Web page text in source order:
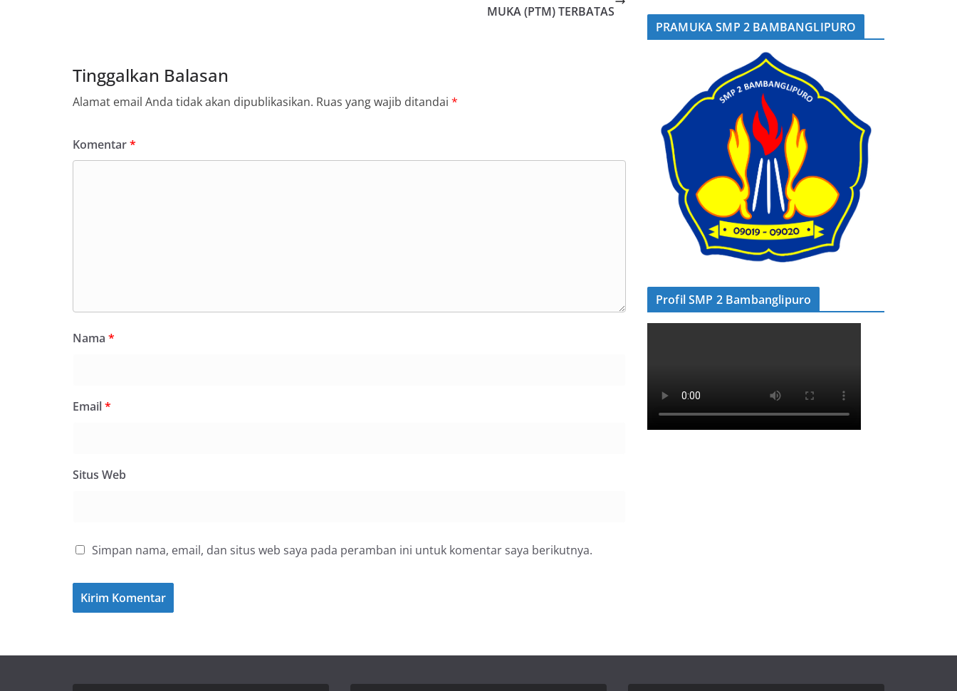
MUKA (PTM) TERBATAS
Tinggalkan Balasan
Alamat email Anda tidak akan dipublikasikan. Ruas yang wajib ditandai *
Komentar*
Nama *
Email*
Situs Web
Simpan nama, email, dan situs web saya pada peramban ini untuk komentar saya berikutnya.
PRAMUKA SMP 2 BAMBANGLIPURO
Profil SMP 2 Bambanglipuro